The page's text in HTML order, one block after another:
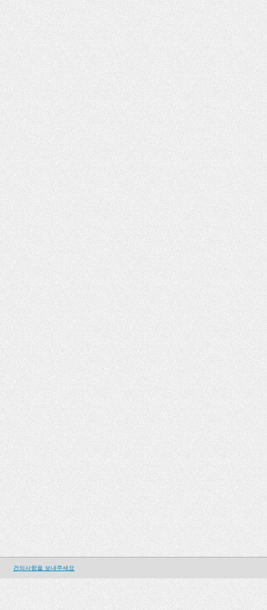
건의사항을 보내주세요